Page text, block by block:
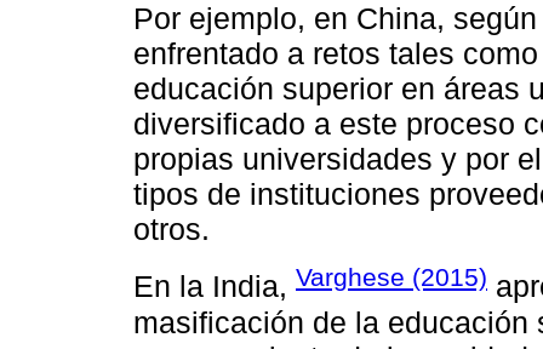
Por ejemplo, en China,
enfrentado a retos tales
educación superior en áreas
diversificado a este proceso
propias universidades y por
tipos de instituciones
otros.
En la India, Varghese (2015)
masificación de la educación